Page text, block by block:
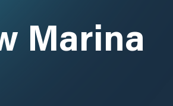
Marina